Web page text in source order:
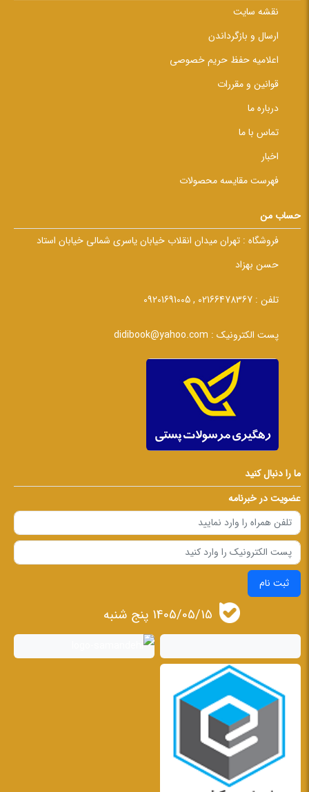
نقشه سایت
ارسال و بازگرداندن
اعلامیه حفظ حریم خصوصی
قوانین و مقررات
درباره ما
تماس با ما
اخبار
فهرست مقایسه محصولات
حساب من
فروشگاه : تهران میدان انقلاب خیابان یاسری شمالی خیابان استاد
حسن بهزاد
تلفن : 02166478367 , 09201691005
پست الکترونیک : didibook@yahoo.com
ما را دنبال کنید
عضویت در خبرنامه
ثبت نام
1405/05/15 پنج شنبه